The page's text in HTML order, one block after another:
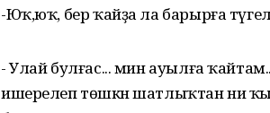
-Юҡ,юҡ, бер ҡайҙа ла барырға
- Улай булғас... мин ауылға
ишерелеп төшкән шатлыҡтан ни